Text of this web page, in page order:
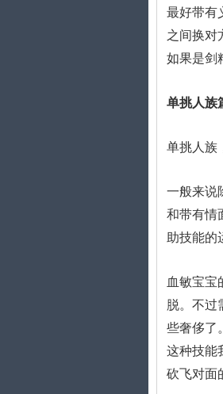
最好带有
之间换对
如果是剑
单挑人族
单挑人族
一般来说
和带有情
助技能的
血敏宝宝
脱。不过
些奢侈了
这种技能
砍飞对面